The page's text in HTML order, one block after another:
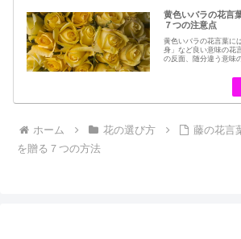
黄色いバラの花言
７つの注意点
黄色いバラの花言葉に
身」など良い意味の花
の反面、随分違う意味
ローズである「ハイ
黄色のバラというのは
しかし、フランスの園
ホーム 花の選び方
藤の花言
を贈る７つの方法